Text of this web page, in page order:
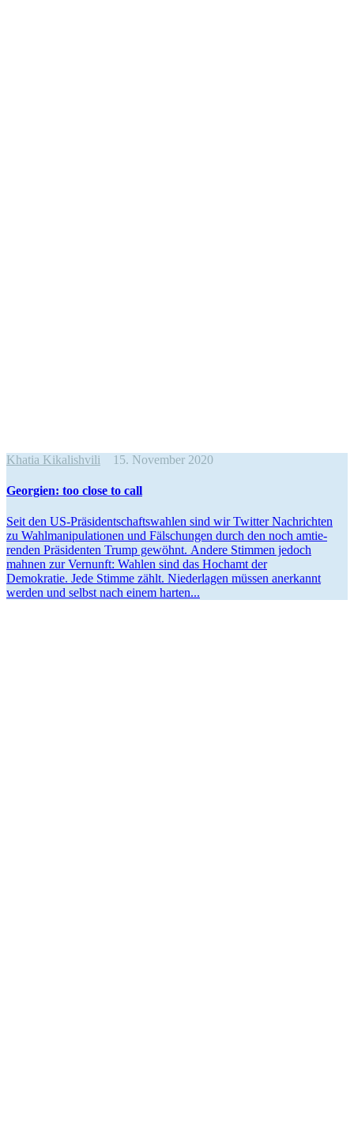
Khatia Kikalishvili 15. November 2020
Georgien: too close to call
Seit den US-Präsi­­den­t­­schafts­­­wahlen sind wir Twitter Nachrichten
zu Wahlma­ni­pu­la­tionen und Fälschungen durch den noch amtie­
renden Präsi­denten Trump gewöhnt. Andere Stimmen jedoch
mahnen zur Vernunft: Wahlen sind das Hochamt der
Demokratie. Jede Stimme zählt. Nieder­lagen müssen anerkannt
werden und selbst nach einem harten...